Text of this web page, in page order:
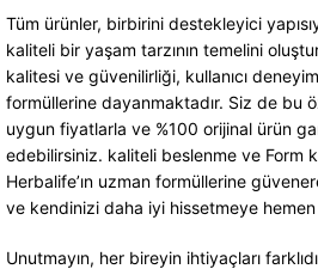
Tüm ürünler, birbirini destekleyici
kaliteli bir yaşam tarzının temelini
kalitesi ve güvenilirliği, kullanıcı
formüllerine dayanmaktadır. Siz de bu
uygun fiyatlarla ve %100 orijinal ürün
edebilirsiniz. kaliteli beslenme ve Form
Herbalife’ın uzman formüllerine
ve kendinizi daha iyi hissetmeye
Unutmayın, her bireyin ihtiyaçları